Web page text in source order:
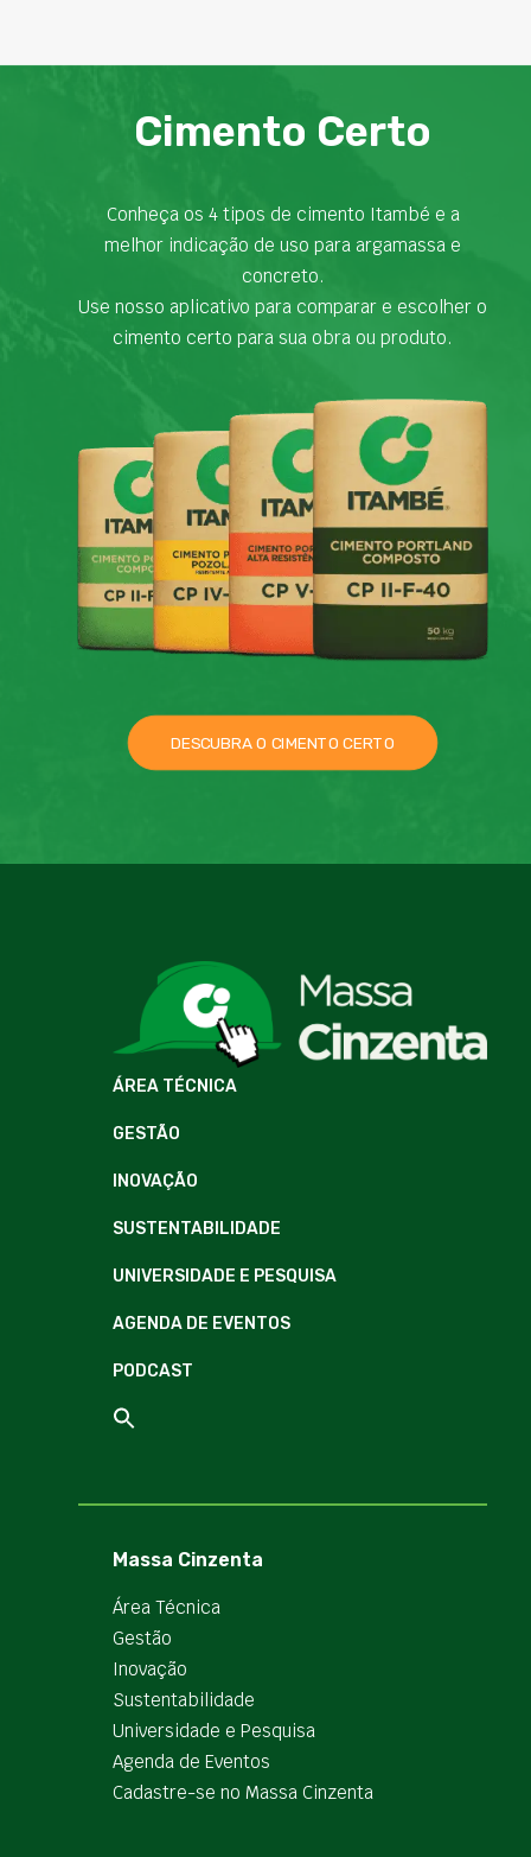
Cimento Certo
Conheça os 4 tipos de cimento Itambé e a
melhor indicação de uso para argamassa e
concreto.
Use nosso aplicativo para comparar e escolher o
cimento certo para sua obra ou produto.
DESCUBRA O CIMENTO CERTO
ÁREA TÉCNICA
GESTÃO
INOVAÇÃO
SUSTENTABILIDADE
UNIVERSIDADE E PESQUISA
AGENDA DE EVENTOS
PODCAST
Massa Cinzenta
Área Técnica
Gestão
Inovação
Sustentabilidade
Universidade e Pesquisa
Agenda de Eventos
Cadastre-se no Massa Cinzenta